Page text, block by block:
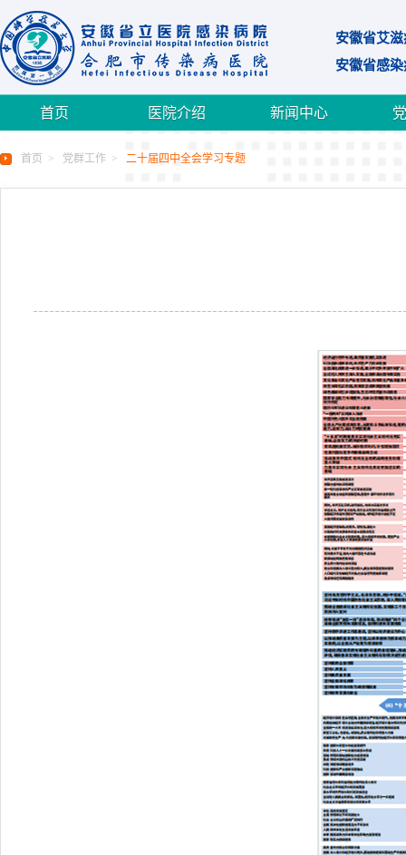
安徽省艾
安徽省感
首页 医院介绍 新闻中心
首页 > 党群工作 > 二十届四中全会学习专题